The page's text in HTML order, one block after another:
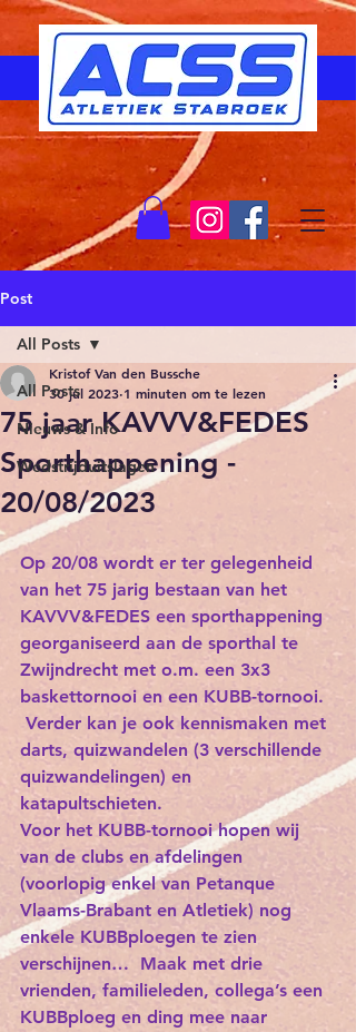
Post
All Posts
Nieuws & Info
Wedstrijduitslagen
All Posts
75 jaar KAVVV&FEDES
Sporthappening -
20/08/2023
Kristof Van den Bussche
30 jul 2023 1 minuten om te lezen
Op 20/08 wordt er ter gelegenheid
van het 75 jarig bestaan van het
KAVVV&FEDES een sporthappening
georganiseerd aan de sporthal te
Zwijndrecht met o.m. een 3x3
baskettornooi en een KUBB-tornooi.
Verder kan je ook kennismaken met
darts, quizwandelen (3 verschillende
quizwandelingen) en
katapultschieten.
Voor het KUBB-tornooi hopen wij
van de clubs en afdelingen
(voorlopig enkel van Petanque
Vlaams-Brabant en Atletiek) nog
enkele KUBBploegen te zien
verschijnen…  Maak met drie
vrienden, familieleden, collega’s een
KUBBploeg en ding mee naar